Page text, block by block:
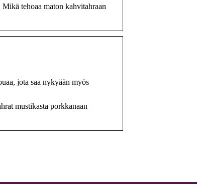
tehoaa maton kahvitahraan
jota saa nykyään myös
mustikasta porkkanaan